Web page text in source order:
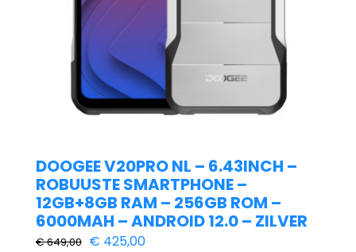
DOOGEE V20PRO NL – 6.43INCH –
ROBUUSTE SMARTPHONE –
12GB+8GB RAM – 256GB ROM –
6000MAH – ANDROID 12.0 – ZILVER
€649,00 Oorspronkelijke
€ 425,00Huidige